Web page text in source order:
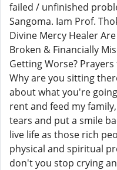
failed / unfinished
Sangoma. Iam Prof.
Divine Mercy Healer
Broken & Financially
Getting Worse?
Why are you sitting
about what you're
rent and feed my
tears and put a smile
live life as those rich
physical and spiritual
don't you stop crying